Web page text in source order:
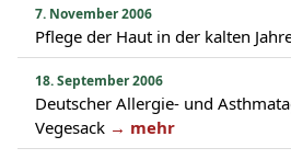
7. November 2006
Pflege der Haut in der kalten
18. September 2006
Deutscher Allergie- und
Vegesack → mehr